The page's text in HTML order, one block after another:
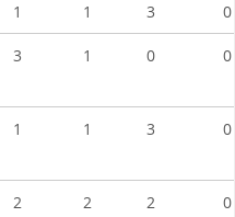
1 1 3 0
3 1 0 0
1 1 3 0
2 2 2 0